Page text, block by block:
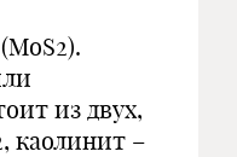
из двух,
каолинит –